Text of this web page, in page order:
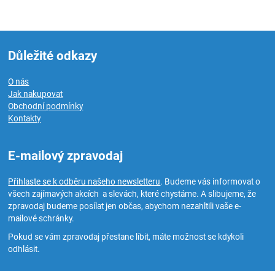
Důležité odkazy
O nás
Jak nakupovat
Obchodní podmínky
Kontakty
E-mailový zpravodaj
Přihlaste se k odběru našeho newsletteru. Budeme vás informovat o
všech zajímavých akcích a slevách, které chystáme. A slibujeme, že
zpravodaj budeme posílat jen občas, abychom nezahltili vaše e-
mailové schránky.
Pokud se vám zpravodaj přestane líbit, máte možnost se kdykoli
odhlásit.